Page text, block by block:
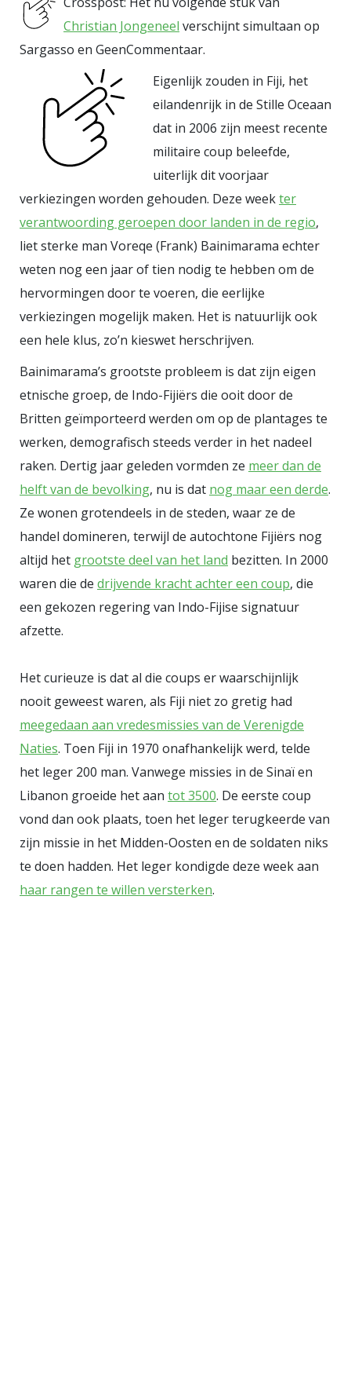
grootste haaienreservaat ter
wereld lieten zich (nog) niet
googlen maar het gebied bevindt
zich tussen de rode stippen op de
kaart hierboven. Haaien zijn
regelmatig bijvangst als er gevist
wordt op andere soorten. De
Western Central Pacific Tuna
Commission klaagt dan ook over
mogelijk negatieve gevolgen voor
delong linevisserij in deze regio.
Maar de laatste tonijn kan ook wel
wat bescherming gebruiken zou je
zeggen? Veel gevangen haaien
worden ontdaan van hun vinnen
weer (levend) teruggegooid. In
Aziatische landen worden
haaienproducten nog op grote
schaal verhandeld en gegeten. Hu
en Henk hebben overigens nog
niet gereageerd op het heugelijke
haaiennieuws.
Christian Jongeneel verschijnt simultaan op
Sargasso en GeenCommentaar.
Eigenlijk zouden in Fiji, het
eilandenrijk in de Stille Oceaan
dat in 2006 zijn meest recente
militaire coup beleefde,
uiterlijk dit voorjaar
verkiezingen worden gehouden. Deze weekter
verantwoording geroepen door landen in de regio,
liet sterke man Voreqe (Frank) Bainimarama echter
weten nog een jaar of tien nodig te hebben om de
hervormingen door te voeren, die eerlijke
verkiezingen mogelijk maken. Het is natuurlijk ook
een hele klus, zo’n kieswet herschrijven.
Bainimarama’s grootste probleem is dat zijn eigen
etnische groep, de Indo-Fijiërs die ooit door de
Britten geïmporteerd werden om op de plantages te
werken, demografisch steeds verder in het nadeel
raken. Dertig jaar geleden vormden ze meer dan de
helft van de bevolking, nu is dat nog maar een derde.
Ze wonen grotendeels in de steden, waar ze de
handel domineren, terwijl de autochtone Fijiërs nog
altijd het grootste deel van het land bezitten. In 2000
waren die de drijvende kracht achter een coup, die
een gekozen regering van Indo-Fijise signatuur
afzette.
Het curieuze is dat al die coups er waarschijnlijk
nooit geweest waren, als Fiji niet zo gretig had
meegedaan aan vredesmissies van de Verenigde
Naties. Toen Fiji in 1970 onafhankelijk werd, telde
het leger 200 man. Vanwege missies in de Sinaï en
Libanon groeide het aan tot 3500. De eerste coup
vond dan ook plaats, toen het leger terugkeerde van
zijn missie in het Midden-Oosten en de soldaten niks
te doen hadden. Het leger kondigde deze week aan
haar rangen te willen versterken.